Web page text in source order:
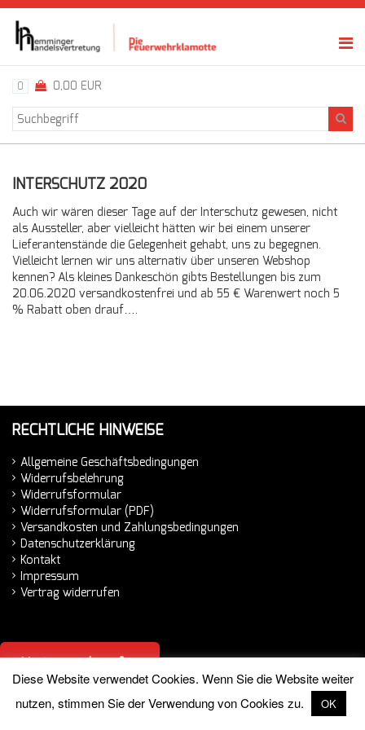
0 0,00 EUR
INTERSCHUTZ 2020
Auch wir wären dieser Tage auf der Interschutz gewesen, nicht
als Aussteller, aber vielleicht hätten wir bei einem unserer
Lieferantenstände die Gelegenheit gehabt, uns zu begegnen.
Vielleicht lernen wir uns alternativ über unseren Webshop
kennen? Als kleines Dankeschön gibts Bestellungen bis zum
20.06.2020 versandkostenfrei und ab 55 € Warenwert noch 5
% Rabatt oben drauf….
RECHTLICHE HINWEISE
Allgemeine Geschäftsbedingungen
Widerrufsbelehrung
Widerrufsformular
Widerrufsformular (PDF)
Versandkosten und Zahlungsbedingungen
Datenschutzerklärung
Kontakt
Impressum
Vertrag widerrufen
Vertrag widerrufen
© 2026 Hemminger Handelsvertretung
Diese Website verwendet Cookies. Wenn Sie die Website weiter
nutzen, stimmen Sie der Verwendung von Cookies zu.
OK